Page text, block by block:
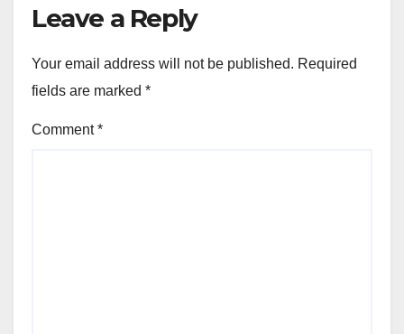
Leave a Reply
Your email address will not be published. Required
fields are marked *
Comment*